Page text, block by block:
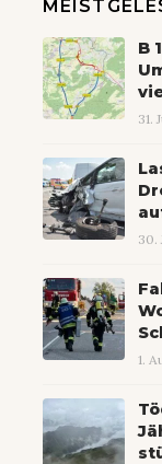
B
31.
30.
1.